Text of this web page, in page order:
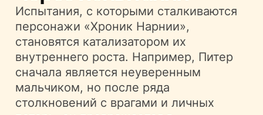
Испытания, с которыми сталкиваются
персонажи «Хроник Нарнии»,
становятся катализатором их
внутреннего роста. Например, Питер
сначала является неуверенным
мальчиком, но после ряда
столкновений с врагами и личных